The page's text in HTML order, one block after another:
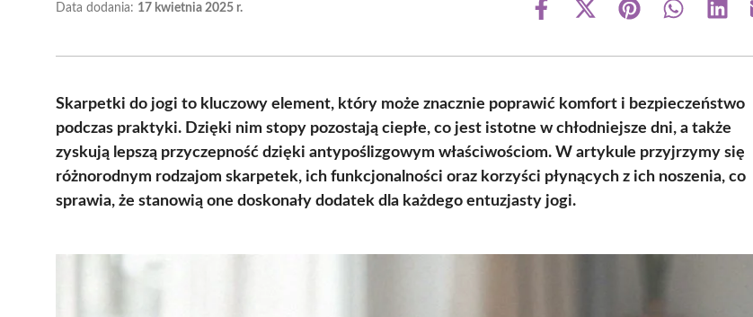
Data dodania: 17 kwietnia 2025 r.
Share
Share
(Twitter)
Share Share Share
Skarpetki do jogi to kluczowy element, który może znacznie poprawić komfort i bezpieczeństwo
podczas praktyki. Dzięki nim stopy pozostają ciepłe, co jest istotne w chłodniejsze dni, a także
zyskują lepszą przyczepność dzięki antypoślizgowym właściwościom. W artykule przyjrzymy się
różnorodnym rodzajom skarpetek, ich funkcjonalności oraz korzyści płynących z ich noszenia, co
sprawia, że stanowią one doskonały dodatek dla każdego entuzjasty jogi.